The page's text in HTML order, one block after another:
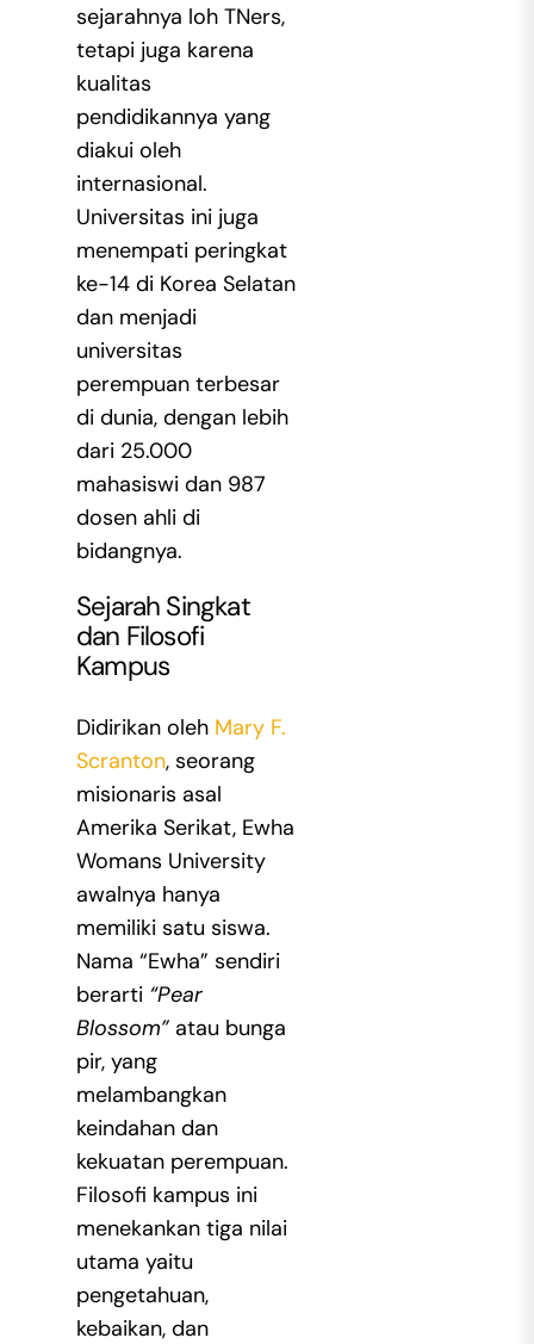
sejarahnya loh TNers,
tetapi juga karena
kualitas
pendidikannya yang
diakui oleh
internasional.
Universitas ini juga
menempati peringkat
ke-14 di Korea Selatan
dan menjadi
universitas
perempuan terbesar
di dunia, dengan lebih
dari 25.000
mahasiswi dan 987
dosen ahli di
bidangnya.
Sejarah Singkat
dan Filosofi
Kampus
Didirikan oleh Mary F.
Scranton, seorang
misionaris asal
Amerika Serikat, Ewha
Womans University
awalnya hanya
memiliki satu siswa.
Nama “Ewha” sendiri
berarti “Pear
Blossom”atau bunga
pir, yang
melambangkan
keindahan dan
kekuatan perempuan.
Filosofi kampus ini
menekankan tiga nilai
utama yaitu
pengetahuan,
kebaikan, dan